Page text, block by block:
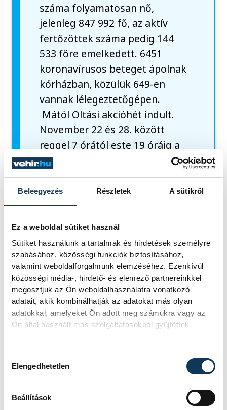
Beleegyezés Részletek A sütikről
Ez a weboldal sütiket használ
Sütiket használunk a tartalmak és hirdetések személyre
szabásához, közösségi funkciók biztosításához,
valamint weboldalforgalmunk elemzéséhez. Ezenkívül
közösségi média-, hirdető- és elemező partnereinkkel
megosztjuk az Ön weboldalhasználatra vonatkozó
adatait, akik kombinálhatják az adatokat más olyan
adatokkal, amelyeket Ön adott meg számukra vagy az
Ön által használt más szolgáltatásokból gyűjtöttek.
Elengedhetetlen
Beállítások
száma folyamatosan nő,
jelenleg 847 992 fő, az aktív
fertőzöttek száma pedig 144
533 főre emelkedett. 6451
koronavírusos beteget ápolnak
kórházban, közülük 649-en
vannak lélegeztetőgépen.
Mától Oltási akcióhét indult.
November 22 és 28. között
reggel 7 órától este 19 óráig a
kórházi oltópontokra akár
előzetes regisztráció és
időpontfoglalás nélkül is lehet
menni oltásra. A kórházak
országszerte megemelt oltási
érkezőket akár az első, akár az
elmaradt második, vagy a
megerősítő harmadik oltásra.